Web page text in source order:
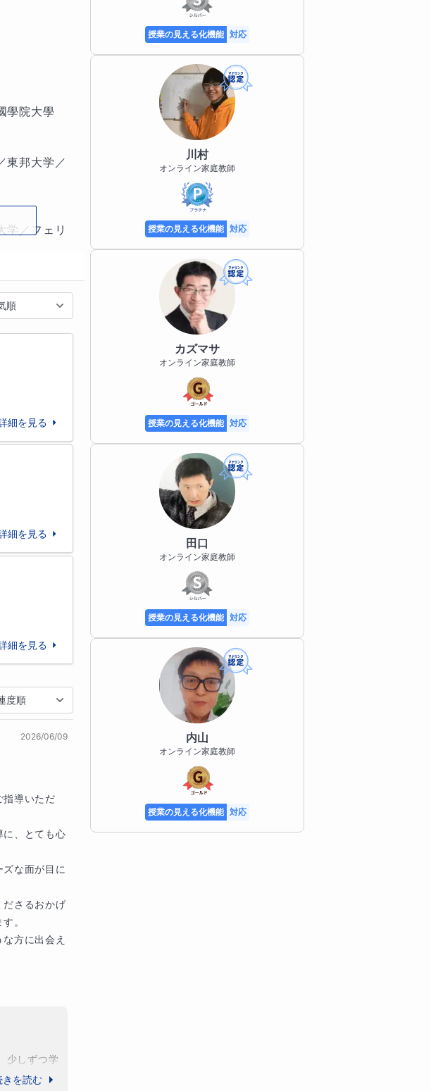
す。生徒
力は学年
寧に指導
年行って
英語まで
んです。
徒さんほ
安心して
に学び、伸
集中力とテ
語彙や文法
ます。
。
した。中近
ンをとりま
っかけで
學院大學
東邦大学／
学／フェリ
文教大学／
海大学／
調布学園大
すべて見る
等学校
門学校
順
細を見る
細を見る
細を見る
度順
2026/06/09
指導いただ
に、とても心
な面が目に
ださるおかげ
。
方に出会え
少しずつ学
やテスト
きを読む
授業の見える化機能 対応
川村
オンライン家庭教師
授業の見える化機能 対応
カズマサ
オンライン家庭教師
授業の見える化機能 対応
田口
オンライン家庭教師
授業の見える化機能 対応
内山
オンライン家庭教師
授業の見える化機能 対応